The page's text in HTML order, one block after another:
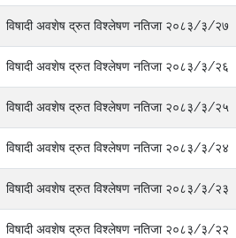
विषादी अवशेष द्रुत विश्लेषण नतिजा २०८३/३/२७
विषादी अवशेष द्रुत विश्लेषण नतिजा २०८३/३/२६
विषादी अवशेष द्रुत विश्लेषण नतिजा २०८३/३/२५
विषादी अवशेष द्रुत विश्लेषण नतिजा २०८३/३/२४
विषादी अवशेष द्रुत विश्लेषण नतिजा २०८३/३/२३
विषादी अवशेष द्रुत विश्लेषण नतिजा २०८३/३/२२